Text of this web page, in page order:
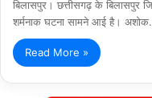
बिलासपुर। छत्तीसगढ़ के बिलासपुर
शर्मनाक घटना सामने आई है।
Read More »